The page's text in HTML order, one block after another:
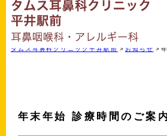
タムス耳鼻科クリニック平井駅前 > お知らせ >
年末年始 診療時間のご案内